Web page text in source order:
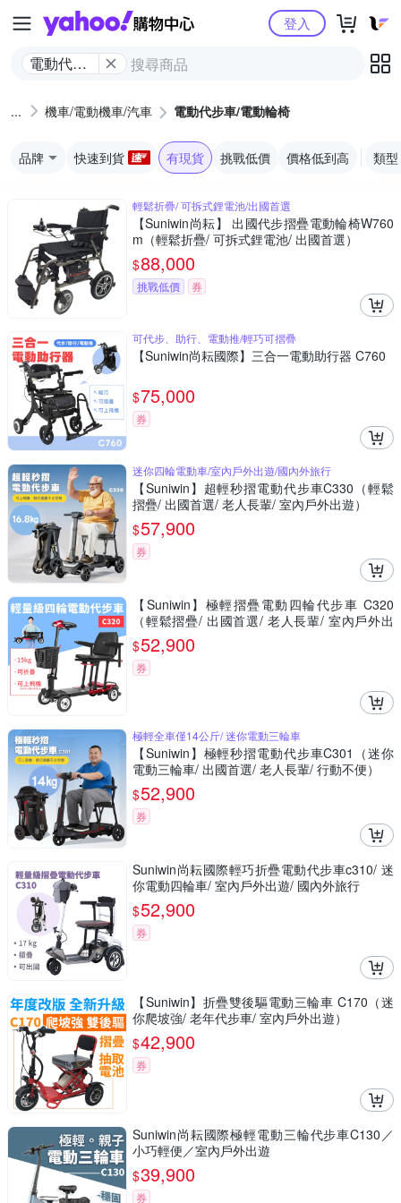
Yahoo購物中心
電動代步
椅
登入
機車/電動機車/汽車 電動代步車/電動輪椅
品牌 快速到貨 有現貨 挑戰低價 價格低到高 類型
輕鬆折疊/ 可拆式鋰電池/出國首選
【Suniwin尚耘】 出國代步摺疊電動輪椅W760
m（輕鬆折疊/ 可拆式鋰電池/ 出國首選）
$88,000
挑戰低價 券
可代步、助行、電動推/輕巧可摺疊
【Suniwin尚耘國際】三合一電動助行器 C760
$75,000
券
迷你四輪電動車/室內戶外出遊/國內外旅行
【Suniwin】超輕秒摺電動代步車C330（輕鬆
摺疊/ 出國首選/ 老人長輩/ 室內戶外出遊）
$57,900
券
【Suniwin】極輕摺疊電動四輪代步車 C320
（輕鬆摺疊/ 出國首選/ 老人長輩/ 室內戶外出
遊）
$52,900
券
極輕全車僅14公斤/ 迷你電動三輪車
【Suniwin】極輕秒摺電動代步車C301（迷你
電動三輪車/ 出國首選/ 老人長輩/ 行動不便）
$52,900
券
Suniwin尚耘國際輕巧折疊電動代步車c310/ 迷
你電動四輪車/ 室內戶外出遊/ 國內外旅行
$52,900
券
【Suniwin】折疊雙後驅電動三輪車 C170（迷
你爬坡強/ 老年代步車/ 室內戶外出遊）
$42,900
券
Suniwin尚耘國際極輕電動三輪代步車C130／
小巧輕便／室內戶外出遊
$39,900
券